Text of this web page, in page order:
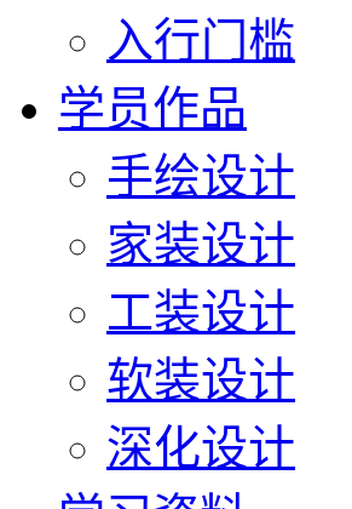
入行门槛
学员作品
手绘设计
家装设计
工装设计
软装设计
深化设计